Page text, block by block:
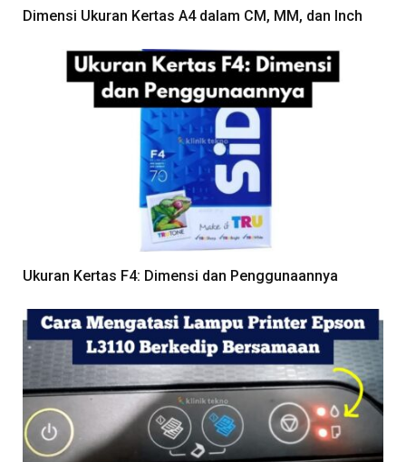
Dimensi Ukuran Kertas A4 dalam CM, MM, dan Inch
Ukuran Kertas F4: Dimensi dan Penggunaannya